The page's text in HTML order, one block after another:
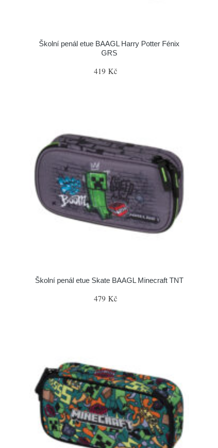
Školní penál etue BAAGL Harry Potter Fénix
GRS
419 Kč
Školní penál etue Skate BAAGL Minecraft TNT
479 Kč